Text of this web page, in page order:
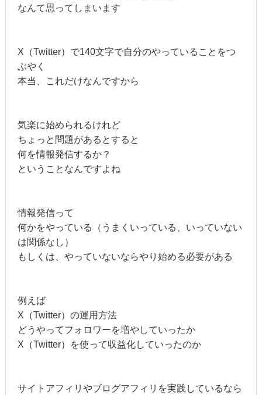
なんて思ってしまいます
X（Twitter）で140文字で自分のやっていることをつ
ぶやく
本当、これだけなんですから
気楽に始められるけれど
ちょっと問題があるとすると
何を情報発信するか？
ということなんですよね
情報発信って
何かをやっている（うまくいっている、いっていない
は関係なし）
もしくは、やっていないならやり始める必要がある
例えば
X（Twitter）の運用方法
どうやってフォロワーを増やしていったか
X（Twitter）を使って収益化していったのか
サイトアフィリやブログアフィリを実践しているなら